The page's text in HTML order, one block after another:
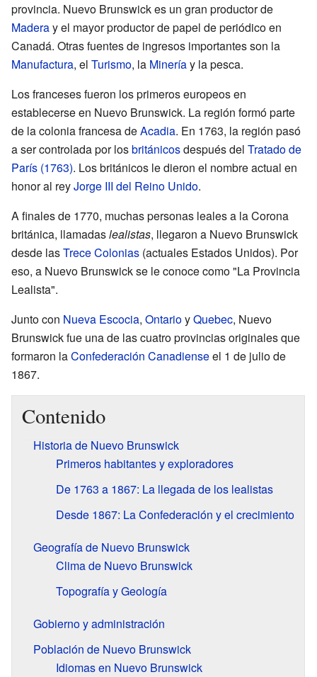
provincia. Nuevo Brunswick es un gran productor de
Maderay el mayor productor de papel de periódico en
Canadá. Otras fuentes de ingresos importantes son la
Manufactura, el Turismo, la Mineríay la pesca.
Los franceses fueron los primeros europeos en
establecerse en Nuevo Brunswick. La región formó parte
de la colonia francesa deAcadia. En 1763, la región pasó
a ser controlada por losbritánicosdespués del Tratado de
París (1763). Los británicos le dieron el nombre actual en
honor al reyJorge III del Reino Unido.
A finales de 1770, muchas personas leales a la Corona
británica, llamadaslealistas, llegaron a Nuevo Brunswick
desde lasTrece Colonias (actuales Estados Unidos). Por
eso, a Nuevo Brunswick se le conoce como "La Provincia
Lealista".
Junto con Nueva Escocia, OntarioyQuebec, Nuevo
Brunswick fue una de las cuatro provincias originales que
formaron laConfederación Canadienseel 1 de julio de
1867.
Contenido
Historia de Nuevo Brunswick
Primeros habitantes y exploradores
De 1763 a 1867: La llegada de los lealistas
Desde 1867: La Confederación y el crecimiento
Geografía de Nuevo Brunswick
Clima de Nuevo Brunswick
Topografía y Geología
Gobierno y administración
Población de Nuevo Brunswick
Idiomas en Nuevo Brunswick